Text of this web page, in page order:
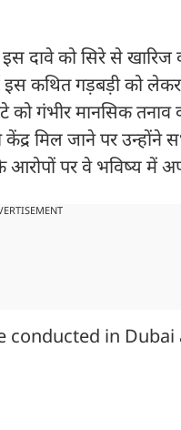
दावे को सिरे से
कथित गड़बड़ी को लेकर
गंभीर मानसिक तनाव
केंद्र मिल जाने पर
पर वे भविष्य में
conducted in Dubai